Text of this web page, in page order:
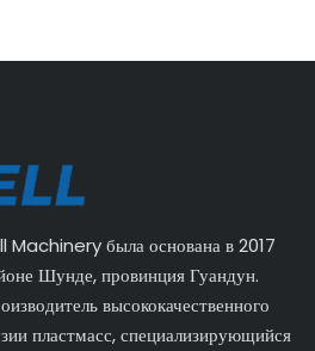
была основана в 2017
Шунде, провинция Гуандун.
высококачественного
пластмасс, специализирующийся